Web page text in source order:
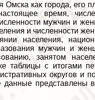
Омска как города, его
время,
мужчин и
и численности
населения,
мужчин и
занятом
таблицы с итогами
округов и
данные представлены